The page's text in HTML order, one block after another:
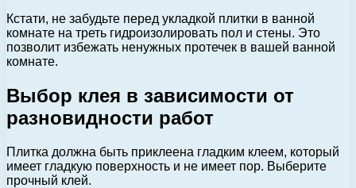
Кстати, не забудьте перед укладкой плитки в ванной
комнате на треть гидроизолировать пол и стены. Это
позволит избежать ненужных протечек в вашей ванной
комнате.
Выбор клея в зависимости от
разновидности работ
Плитка должна быть приклеена гладким клеем, который
имеет гладкую поверхность и не имеет пор. Выберите
прочный клей.